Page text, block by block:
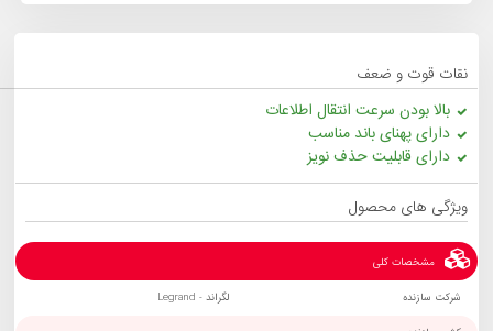
نقات قوت و ضعف
بالا بودن سرعت انتقال اطلاعات
دارای پهنای باند مناسب
دارای قابلیت حذف نویز
ویژگی های محصول
مشخصات کلی
شرکت سازنده لگراند - Legrand